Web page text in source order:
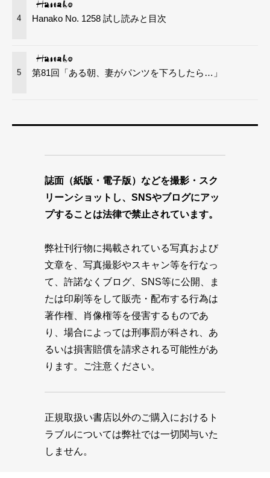
4 Hanako No. 1258 試し読みと目次
5 第81回「ある朝、妻がパンツを下ろしたら…」
誌面（紙版・電子版）などを撮影・スク
リーンショットし、SNSやブログにアッ
プすることは法律で禁止されています。
弊社刊行物に掲載されている写真および
文章を、写真撮影やスキャン等を行なっ
て、許諾なくブログ、SNS等に公開、ま
たは印刷等をして販売・配布する行為は
著作権、肖像権等を侵害するものであ
り、場合によっては刑事罰が科され、あ
るいは損害賠償を請求される可能性があ
ります。ご注意ください。
正規取扱い書店以外のご購入におけるト
ラブルについては弊社では一切関与いた
しません。